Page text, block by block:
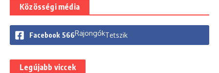
Közösségi média
Facebook 566RajongókTetszik
Legújabb viccek